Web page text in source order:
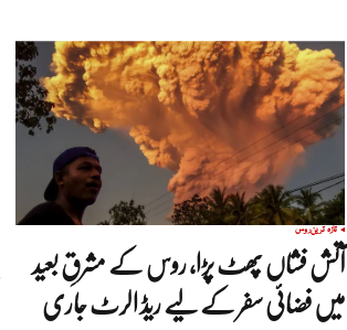
تازہ ترینروس
آتش فشاں پھٹ پڑا، روس کے مشرقِ بعید
میں فضائی سفر کے لیے ریڈ الرٹ جاری